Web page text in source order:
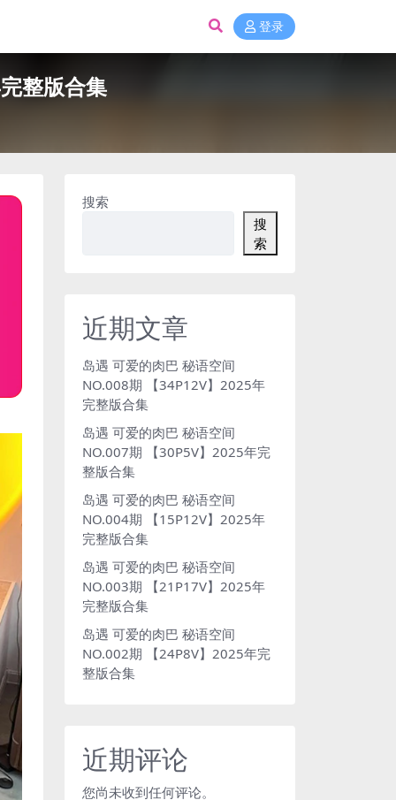
登录
整版合集
搜索
搜
索
近期文章
岛遇 可爱的肉巴 秘语空间
NO.008期 【34P12V】2025年
完整版合集
岛遇 可爱的肉巴 秘语空间
NO.007期 【30P5V】2025年完
整版合集
岛遇 可爱的肉巴 秘语空间
NO.004期 【15P12V】2025年
完整版合集
岛遇 可爱的肉巴 秘语空间
NO.003期 【21P17V】2025年
完整版合集
岛遇 可爱的肉巴 秘语空间
NO.002期 【24P8V】2025年完
整版合集
近期评论
您尚未收到任何评论。